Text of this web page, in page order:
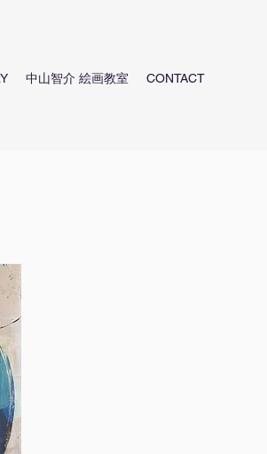
中山智介 絵画教室 CONTACT